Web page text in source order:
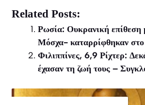
X
(Twitter)
Facebook
WhatsApp
Related Posts:
Ρωσία: Ουκρανική
Μόσχα- καταρρίφθηκαν στο
Φιλιππίνες, 6,9 Ρίχτερ:
έχασαν τη ζωή τους –